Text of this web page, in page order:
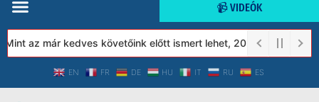
📹 VIDEÓK
az már kedves követőink előtt ismert lehet, 2023-tól a
EN FR DE HU IT RU ES